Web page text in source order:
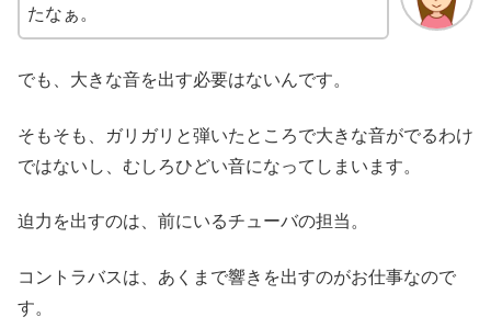
たなぁ。
でも、大きな音を出す必要はないんです。
そもそも、ガリガリと弾いたところで大きな音がでるわけ
ではないし、むしろひどい音になってしまいます。
迫力を出すのは、前にいるチューバの担当。
コントラバスは、あくまで響きを出すのがお仕事なので
す。